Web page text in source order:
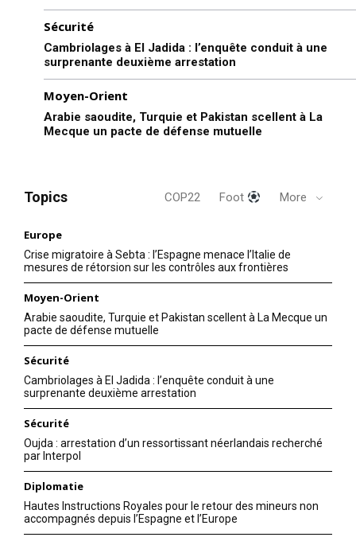
Sécurité
Cambriolages à El Jadida : l’enquête conduit à une
surprenante deuxième arrestation
Moyen-Orient
Arabie saoudite, Turquie et Pakistan scellent à La
Mecque un pacte de défense mutuelle
Topics COP22 Foot More
Europe
Crise migratoire à Sebta : l’Espagne menace l’Italie de
mesures de rétorsion sur les contrôles aux frontières
Moyen-Orient
Arabie saoudite, Turquie et Pakistan scellent à La Mecque un
pacte de défense mutuelle
Sécurité
Cambriolages à El Jadida : l’enquête conduit à une
surprenante deuxième arrestation
Sécurité
Oujda : arrestation d’un ressortissant néerlandais recherché
par Interpol
Diplomatie
Hautes Instructions Royales pour le retour des mineurs non
accompagnés depuis l’Espagne et l’Europe